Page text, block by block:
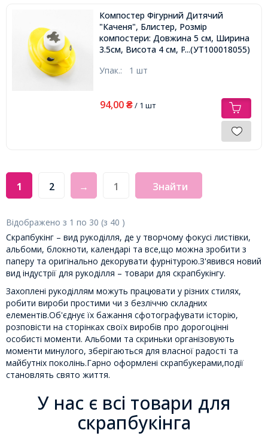
Компостер Фігурний Дитячий
"Каченя", Блистер, Розмір
компостери: Довжина 5 см, Ширина
3.5см, Висота 4 см, Розмір Вирубки:
...(УТ100018055)
Упак.: 1 шт
94,00 ₴/ 1 шт
1 2 → Знайти
Відображено з 1 по 30 (з 40 )
Скрапбукінг – вид рукоділля, де у творчому фокусі листівки,
альбоми, блокноти, календарі та все,що можна зробити з
паперу та оригінально декорувати фурнітурою.З'явився новий
вид індустрії для рукоділля – товари для скрапбукінгу.
Захоплені рукоділлям можуть працювати у різних стилях,
робити вироби простими чи з безліччю складних
елементів.Об'єднує їх бажання сфотографувати історію,
розповісти на сторінках своїх виробів про дорогоцінні
особисті моменти. Альбоми та скриньки організовують
моменти минулого, зберігаються для власної радості та
майбутніх поколінь.Гарно оформлені скрапбукерами,події
становлять свято життя.
У нас є всі товари для
скрапбукінга